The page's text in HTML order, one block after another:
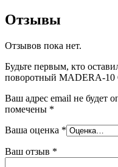
Отзывы
Отзывов пока нет.
Будьте первым, кто
поворотный MADERA-10
Ваш адрес email не будет
помечены *
Ваша оценка *
Ваш отзыв *